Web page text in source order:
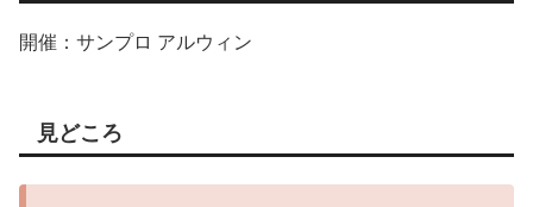
開催：サンプロ アルウィン
見どころ